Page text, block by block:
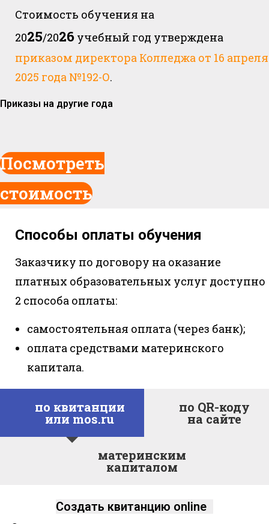
Стоимость обучения на
2025/2026 учебный год утверждена
приказом директора Колледжа от 16 апреля
2025 года №192-О.
Приказы на другие года
Посмотреть
стоимость
Способы оплаты обучения
Заказчику по договору на оказание
платных образовательных услуг доступно
2 способа оплаты:
самостоятельная оплата (через банк);
оплата средствами материнского
капитала.
по квитанции
или mos.ru
по QR-коду
на сайте
материнским
капиталом
Создать квитанцию online